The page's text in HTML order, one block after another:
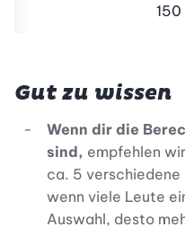
150
Gut zu wissen
Wenn dir die
sind, empfehlen
ca. 5
wenn viele Leute
Auswahl, desto